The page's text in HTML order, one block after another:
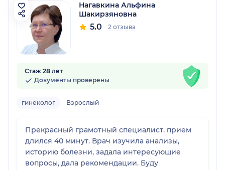
Нагавкина Альфина
Шакирзяновна
5.0 2 отзыва
Стаж 28 лет
Документы проверены
гинеколог Взрослый
Прекрасный грамотный специалист. прием
длился 40 минут. Врач изучила анализы,
историю болезни, задала интересующие
вопросы, дала рекомендации. Буду